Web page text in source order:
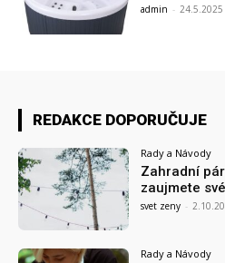
admin - 24.5.2025
REDAKCE DOPORUČUJE
Rady a Návody
Zahradní
zaujmete
svet zeny -
Rady a Návody